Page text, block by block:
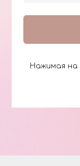
Нажимая на